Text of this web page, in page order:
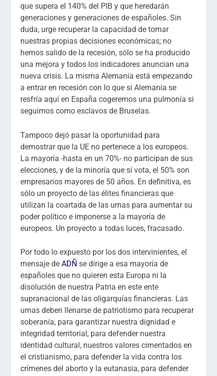
que supera el 140% del PIB y que heredarán
generaciones y generaciones de españoles. Sin
duda, urge recuperar la capacidad de tomar
nuestras propias decisiones económicas; no
hemos salido de la recesión, sólo se ha producido
una mejora y todos los indicadores anuncian una
nueva crisis. La misma Alemania está empezando
a entrar en recesión con lo que si Alemania se
resfría aquí en España cogeremos una pulmonía si
seguimos como esclavos de Bruselas.
Tampoco dejó pasar la oportunidad para
demostrar que la UE no pertenece a los europeos.
La mayoría -hasta en un 70%- no participan de sus
elecciones, y de la minoría que sí vota, el 50% son
empresarios mayores de 50 años. En definitiva, es
sólo un proyecto de las élites financieras que
utilizan la coartada de las urnas para aumentar su
poder político e imponerse a la mayoría de
europeos. Un proyecto a todas luces, fracasado.
Por todo lo expuesto por los dos intervinientes, el
mensaje deADÑ se dirige a esa mayoría de
españoles que no quieren esta Europa ni la
disolución de nuestra Patria en este ente
supranacional de las oligarquías financieras. Las
urnas deben llenarse de patriotismo para recuperar
soberanía, para garantizar nuestra dignidad e
integridad territorial, para defender nuestra
identidad cultural, nuestros valores cimentados en
el cristianismo, para defender la vida contra los
crímenes del aborto y la eutanasia, para defender